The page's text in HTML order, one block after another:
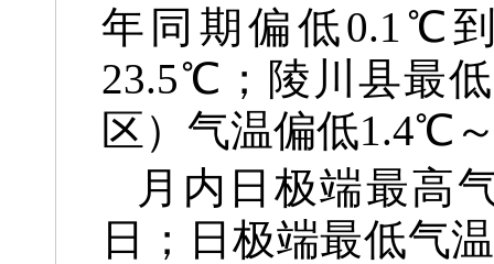
年同期偏低0.1℃
23.5℃；陵川县最
区）气温偏低1.4℃
月内日极端最高
日；日极端最低气